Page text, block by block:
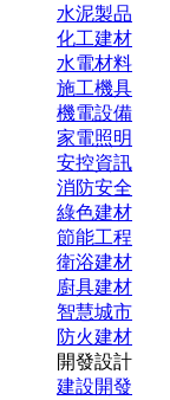
水泥製品
化工建材
水電材料
施工機具
機電設備
家電照明
安控資訊
消防安全
綠色建材
節能工程
衛浴建材
廚具建材
智慧城市
防火建材
開發設計
建設開發